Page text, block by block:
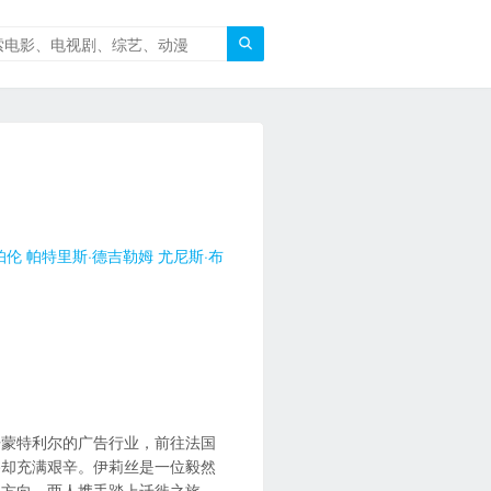

伦 帕特里斯·德吉勒姆 尤尼斯·布
特利尔的广告行业，前往法国
充满艰辛。伊莉丝是一位毅然